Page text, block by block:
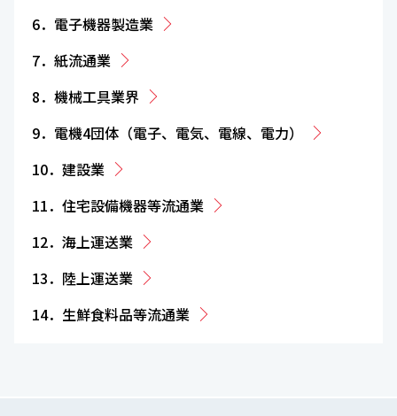
6．電子機器製造業
7．紙流通業
8．機械工具業界
9．電機4団体（電子、電気、電線、電力）
10．建設業
11．住宅設備機器等流通業
12．海上運送業
13．陸上運送業
14．生鮮食料品等流通業